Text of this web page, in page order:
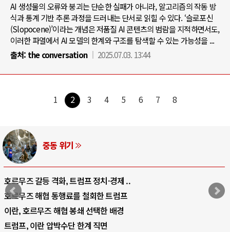
AI 생성물의 오류와 붕괴는 단순한 실패가 아니라, 알고리즘의 작동 방
식과 통계 기반 추론 과정을 드러내는 단서로 읽힐 수 있다. ‘슬로포신
(Slopocene)’이라는 개념은 저품질 AI 콘텐츠의 범람을 지적하면서도,
이러한 파열에서 AI 모델의 한계와 구조를 탐색할 수 있는 가능성을 ...
출처: the conversation 2025.07.03. 13:44
1 2 3 4 5 6 7 8
중동 위기
호르무즈 갈등 격화, 트럼프 정치·경제 ..
호르무즈 해협 통행료를 철회한 트럼프
이란, 호르무즈 해협 봉쇄 선택한 배경
트럼프, 이란 압박수단 한계 직면